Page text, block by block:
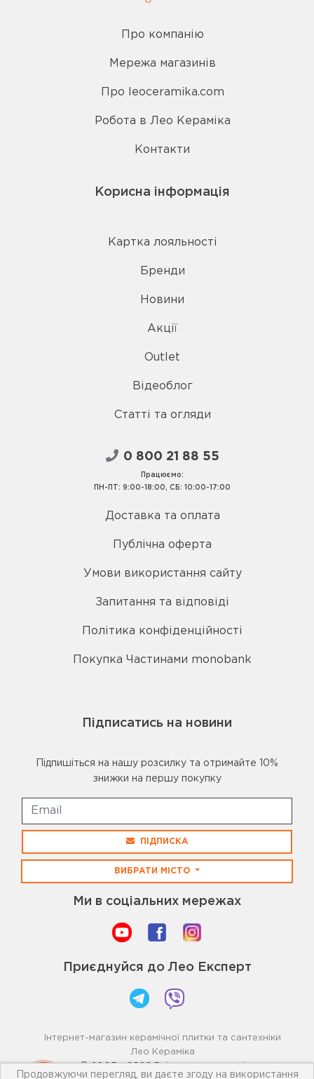
Про компанію
Мережа магазинів
Про leoceramika.com
Робота в Лео Кераміка
Контакти
Корисна інформація
Картка лояльності
Бренди
Новини
Акції
Outlet
Відеоблог
Статті та огляди
0 800 21 88 55
Працюємо:
ПН-ПТ: 9:00-18:00, СБ: 10:00-17:00
Доставка та оплата
Публічна оферта
Умови використання сайту
Запитання та відповіді
Політика конфіденційності
Покупка Частинами monobank
Підписатись на новини
Підпишіться на нашу розсилку та отримайте 10%
знижки на першу покупку
ПІДПИСКА
ВИБРАТИ МІСТО
Ми в соціальних мережах
Приєднуйся до Лео Експерт
Інтернет-магазин керамічної плитки та сантехніки
Лео Кераміка
© 2005 - 2026 Всі права захищені
Продовжуючи перегляд, ви даєте згоду на використання